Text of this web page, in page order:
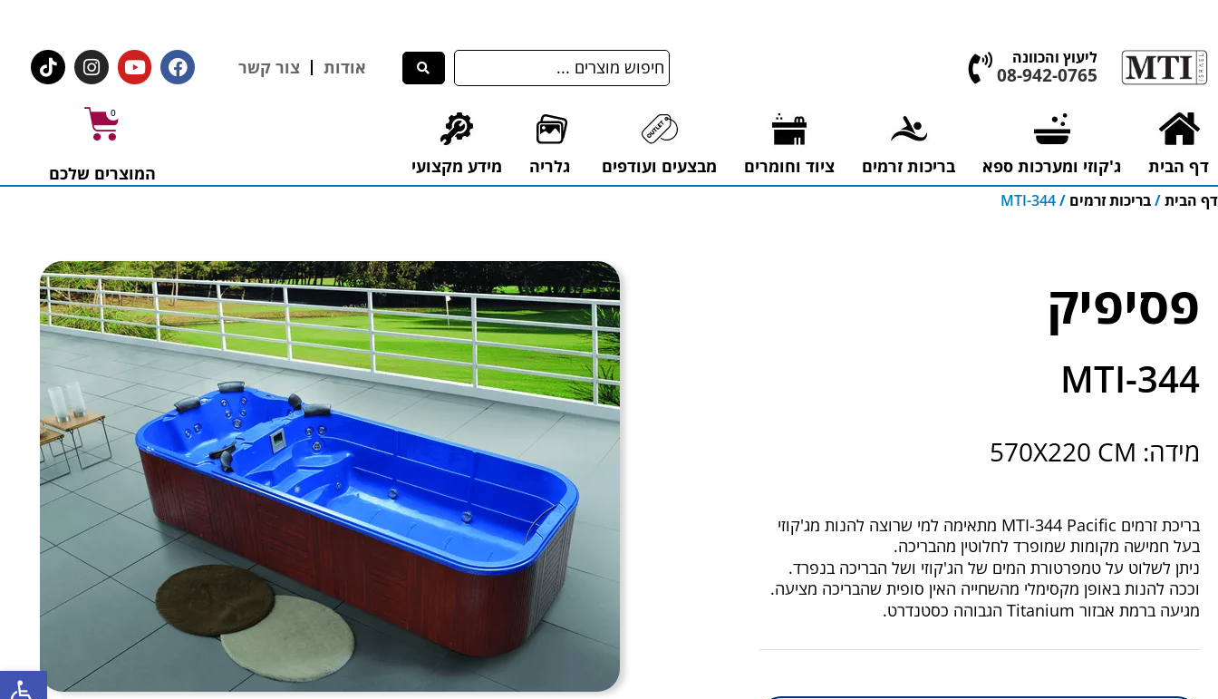
פתח סרגל נגישות
ליעוץ והכוונה
08-942-0765 אודות צור קשר
דף הבית ג'קוזי ומערכות ספא בריכות זרמים ציוד וחומרים מבצעים ועודפים גלריה מידע מקצועי
0
המוצרים שלכם
דף הבית/בריכות זרמים /
MTI-344
פסיפיק
MTI-344
מידה: 570X220 CM
בריכת זרמים MTI-344 Pacific מתאימה למי שרוצה להנות מג'קוזי
בעל חמישה מקומות שמופרד לחלוטין מהבריכה.
ניתן לשלוט על טמפרטורת המים של הג'קוזי ושל הבריכה בנפרד.
וככה להנות באופן מקסימלי מהשחייה האין סופית שהבריכה מציעה.
מגיעה ברמת אבזור Titanium הגבוהה כסטנדרט.